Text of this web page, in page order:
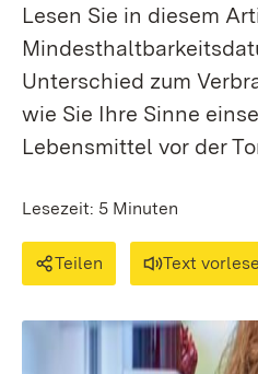
Lesen Sie in diesem
Unterschied zum
wie Sie Ihre Sinne
Lebensmittel vor der
Lesezeit: 5 Minuten
Teilen Text